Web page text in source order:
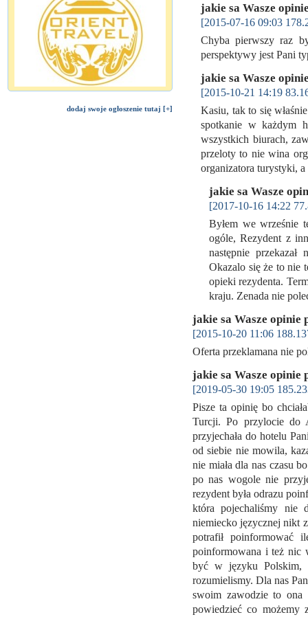
dodaj swoje ogłoszenie tutaj [+]
jakie sa Wasze
[2015-07-16 09:03
Chyba pierwszy raz
perspektywy jest Pani
jakie sa Wasze
[2015-10-21 14:19
Kasiu, tak to się
spotkanie w każdym
wszystkich biurach,
przeloty to nie wina
organizatora turystyki,
jakie sa Wasze
[2017-10-16 14:22
Byłem we wrześnie
ogóle, Rezydent z
następnie
Okazalo się że to nie
opieki rezydenta.
kraju. Zenada nie
jakie sa Wasze opinie
[2015-10-20 11:06
Oferta przeklamana nie
jakie sa Wasze opinie
[2019-05-30 19:05
Pisze ta opinię bo
Turcji. Po przylocie do
przyjechała do hotelu
od siebie nie mowila,
nie miała dla nas czasu
po nas wogole nie
rezydent była odrazu
która pojechaliśmy nie
niemiecko języcznej nikt
potrafił poinformować
poinformowana i też nic
być w języku Polskim,
rozumielismy. Dla nas
swoim zawodzie to ona
powiedzieć co możemy